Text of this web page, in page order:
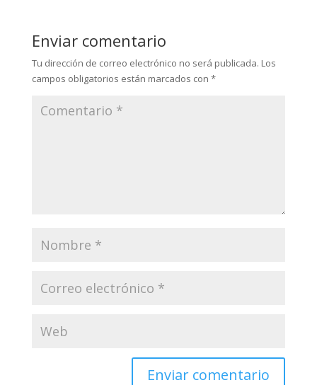
Enviar comentario
Tu dirección de correo electrónico no será publicada. Los
campos obligatorios están marcados con *